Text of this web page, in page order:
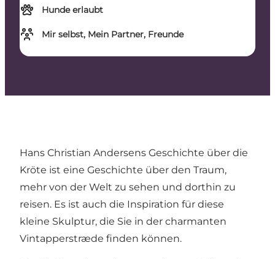
Hunde erlaubt
Mir selbst, Mein Partner, Freunde
Hans Christian Andersens Geschichte über die
Kröte ist eine Geschichte über den Traum,
mehr von der Welt zu sehen und dorthin zu
reisen. Es ist auch die Inspiration für diese
kleine Skulptur, die Sie in der charmanten
Vintapperstræde finden können.